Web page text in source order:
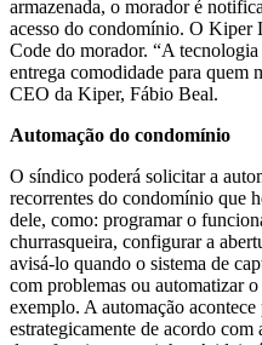
armazenada, o morador é
acesso do condomínio. O Kiper
Code do morador. “A
entrega comodidade para
CEO da Kiper, Fábio Beal.
Automação do condomínio
O síndico poderá solicitar a
recorrentes do condomínio que
dele, como: programar o
churrasqueira, configurar a
avisá-lo quando o sistema de
com problemas ou automatizar
exemplo. A automação
estrategicamente de acordo